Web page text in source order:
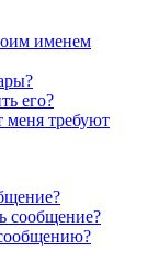
именем
его?
меня требуют
сообщение?